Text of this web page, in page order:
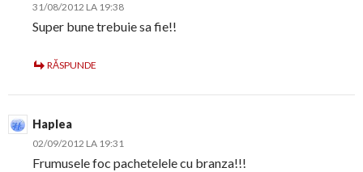
31/08/2012 LA 19:38
Super bune trebuie sa fie!!
RĂSPUNDE
Haplea
02/09/2012 LA 19:31
Frumusele foc pachetelele cu branza!!!